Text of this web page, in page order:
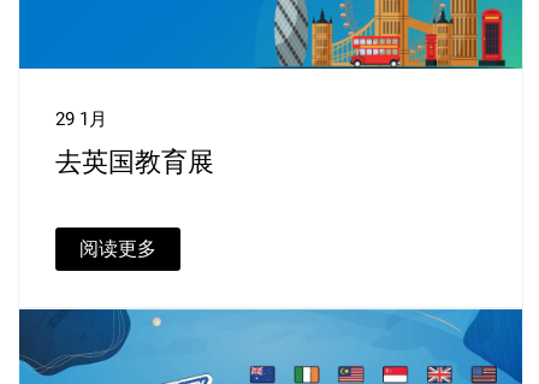
29 1月
去英国教育展
阅读更多